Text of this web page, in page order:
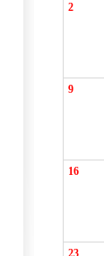
2
9
16
23